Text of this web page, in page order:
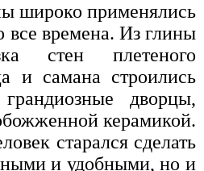
широко применялись
все времена. Из глины
стен плетеного
и самана строились
дворцы,
керамикой.
старался сделать
и удобными, но и